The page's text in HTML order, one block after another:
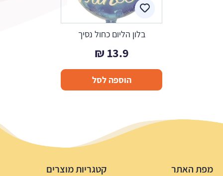
בלון הליום כחול נסיך
13.9
₪
הוספה לסל
מפת האתר קטגריות מוצרים